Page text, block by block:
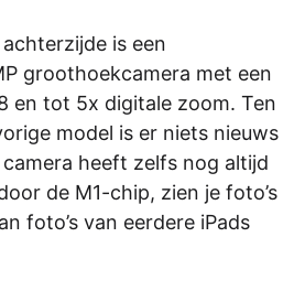
is een
groothoekcamera met een
en tot 5x digitale zoom. Ten
model is er niets nieuws
heeft zelfs nog altijd
de M1-chip, zien je foto’s
foto’s van eerdere iPads